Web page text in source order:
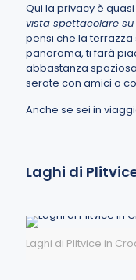
Qui la privacy è
vista spettacolare su
pensi che la
panorama, ti farà
abbastanza
serate con amici o
Anche se sei in
Laghi di
Laghi di Plitvice in